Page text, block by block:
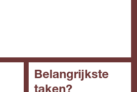
Belangrijkste